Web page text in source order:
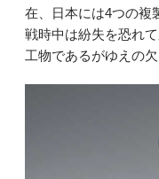
在、日本には4つの複
戦時中は紛失を恐れ
工物であるがゆえの